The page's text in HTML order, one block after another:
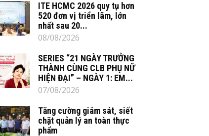
ITE HCMC 2026 quy tụ hơn
520 đơn vị triển lãm, lớn
nhất sau 20...
08/08/2026
SERIES “21 NGÀY TRƯỞNG
THÀNH CÙNG CLB PHỤ NỮ
HIỆN ĐẠI” – NGÀY 1: EM...
07/08/2026
Tăng cường giám sát, siết
chặt quản lý an toàn thực
phẩm